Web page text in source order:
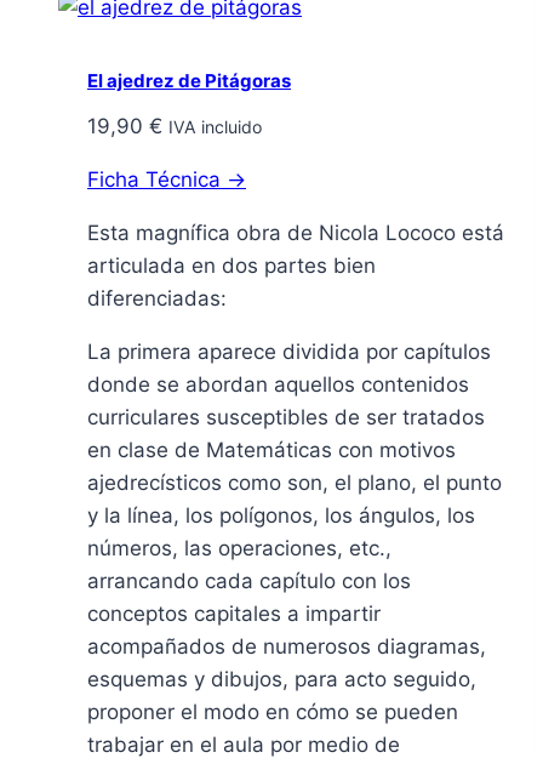
El ajedrez de Pitágoras
19,90 € IVA incluido
Ficha Técnica →
Esta magnífica obra de Nicola Lococo está
articulada en dos partes bien
diferenciadas:
La primera aparece dividida por capítulos
donde se abordan aquellos contenidos
curriculares susceptibles de ser tratados
en clase de Matemáticas con motivos
ajedrecísticos como son, el plano, el punto
y la línea, los polígonos, los ángulos, los
números, las operaciones, etc.,
arrancando cada capítulo con los
conceptos capitales a impartir
acompañados de numerosos diagramas,
esquemas y dibujos, para acto seguido,
proponer el modo en cómo se pueden
trabajar en el aula por medio de